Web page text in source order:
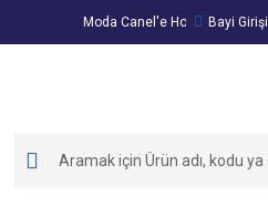
Moda Canel'e Hoşgeldiniz!
Bayi Girişi